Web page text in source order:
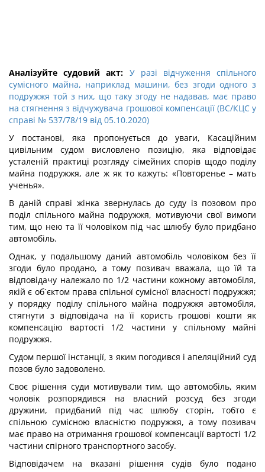
Аналізуйте судовий акт: У разі відчуження спільного
сумісного майна, наприклад машини, без згоди одного з
подружжя той з них, що таку згоду не надавав, має право
на стягнення з відчужувача грошової компенсації (ВС/КЦС у
справі № 537/78/19 від 05.10.2020)
У постанові, яка пропонується до уваги, Касаційним
цивільним судом висловлено позицію, яка відповідає
усталеній практиці розгляду сімейних спорів щодо поділу
майна подружжя, але ж як то кажуть: «Повторенье – мать
ученья».
В даній справі жінка звернулась до суду із позовом про
поділ спільного майна подружжя, мотивуючи свої вимоги
тим, що нею та її чоловіком під час шлюбу було придбано
автомобіль.
Однак, у подальшому даний автомобіль чоловіком без її
згоди було продано, а тому позивач вважала, що їй та
відповідачу належало по 1/2 частини кожному автомобіля,
якій є об`єктом права спільної сумісної власності подружжя;
у порядку поділу спільного майна подружжя автомобіля,
стягнути з відповідача на її користь грошові кошти як
компенсацію вартості 1/2 частини у спільному майні
подружжя.
Судом першої інстанції, з яким погодився і апеляційний суд
позов було задоволено.
Своє рішення суди мотивували тим, що автомобіль, яким
чоловік розпорядився на власний розсуд без згоди
дружини, придбаний під час шлюбу сторін, тобто є
спільною сумісною власністю подружжя, а тому позивач
має право на отримання грошової компенсації вартості 1/2
частини спірного транспортного засобу.
Відповідачем на вказані рішення судів було подано